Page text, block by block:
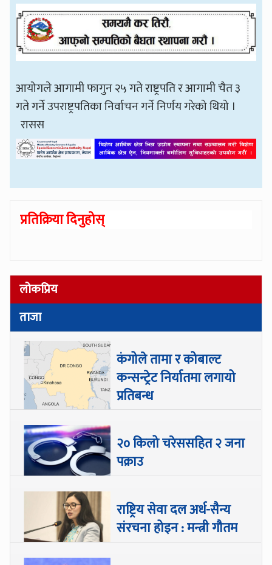
आयोगले आगामी फागुन २५ गते राष्ट्रपति र आगामी चैत ३
गते गर्ने उपराष्ट्रपतिका निर्वाचन गर्ने निर्णय गरेको थियो ।
रासस
प्रतिक्रिया दिनुहोस्
लोकप्रिय
ताजा
कंगोले तामा र कोबाल्ट
कन्सन्ट्रेट निर्यातमा लगायो
प्रतिबन्ध
२० किलो चरेससहित २ जना
पक्राउ
राष्ट्रिय सेवा दल अर्ध-सैन्य
संरचना होइन : मन्त्री गौतम